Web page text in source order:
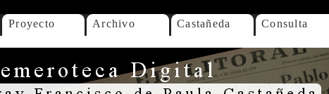
Proyecto Archivo Castañeda Consulta